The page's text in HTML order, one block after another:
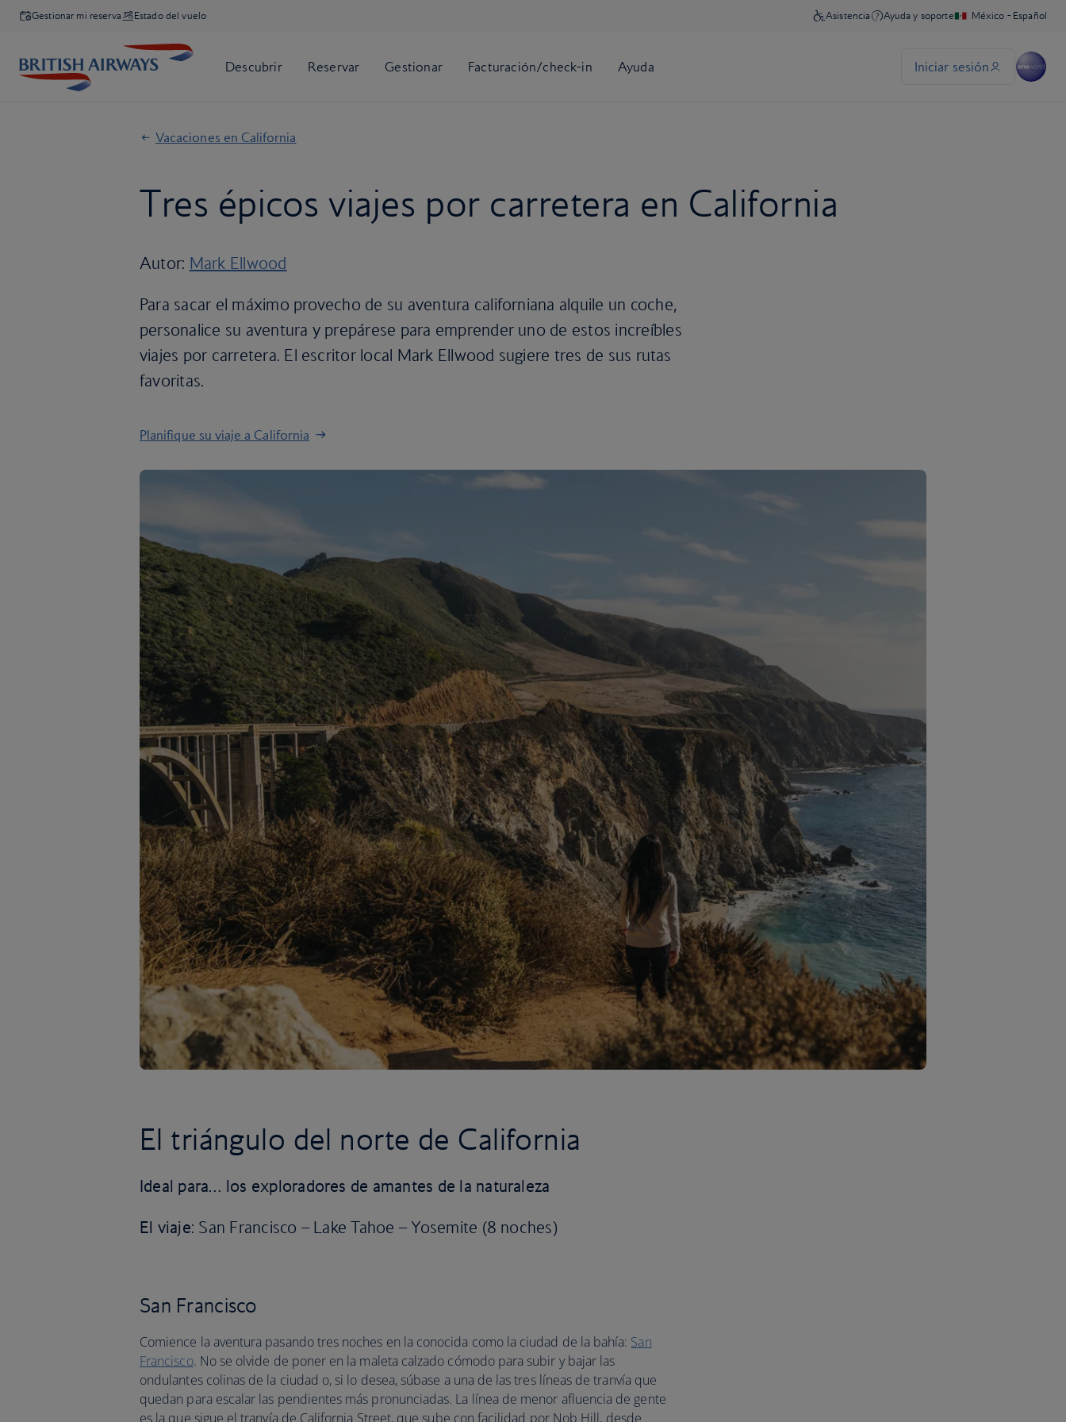
Gestionar mi reserva Estado del vuelo
Vacaciones en California
Tres épicos viajes por carretera en California
Autor: Mark Ellwood
Para sacar el máximo provecho de su aventura californiana alquile un coche,
personalice su aventura y prepárese para emprender uno de estos increíbles
viajes por carretera. El escritor local Mark Ellwood sugiere tres de sus rutas
favoritas.
Planifique su viaje a California
El triángulo del norte de California
Ideal para… los exploradores de amantes de la naturaleza
El viaje: San Francisco – Lake Tahoe – Yosemite (8 noches)
San Francisco
Comience la aventura pasando tres noches en la conocida como la ciudad de la bahía: San
Francisco. No se olvide de poner en la maleta calzado cómodo para subir y bajar las
ondulantes colinas de la ciudad o, si lo desea, súbase a una de las tres líneas de tranvía que
quedan para escalar las pendientes más pronunciadas. La línea de menor afluencia de gente
es la que sigue el tranvía de California Street, que sube con facilidad por Nob Hill, desde